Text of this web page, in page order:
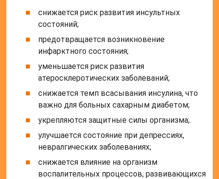
снижается риск развития инсультных
состояний;
предотвращается возникновение
инфарктного состояния;
уменьшается риск развития
атеросклеротических заболеваний;
снижается темп всасывания инсулина, что
важно для больных сахарным диабетом;
укрепляются защитные силы организма;
улучшается состояние при депрессиях,
невралгических заболеваниях;
снижается влияние на организм
воспалительных процессов, развивающихся